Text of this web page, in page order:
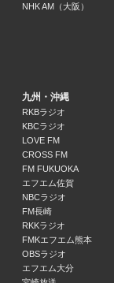
NHK AM（大阪）
九州・沖縄
RKBラジオ
KBCラジオ
LOVE FM
CROSS FM
FM FUKUOKA
エフエム佐賀
NBCラジオ
FM長崎
RKKラジオ
FMKエフエム熊本
OBSラジオ
エフエム大分